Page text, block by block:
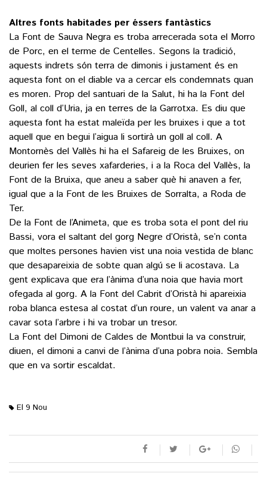
Altres fonts habitades per éssers fantàstics
La Font de Sauva Negra es troba arrecerada sota el Morro
de Porc, en el terme de Centelles. Segons la tradició,
aquests indrets són terra de dimonis i justament és en
aquesta font on el diable va a cercar els condemnats quan
es moren. Prop del santuari de la Salut, hi ha la Font del
Goll, al coll d’Uria, ja en terres de la Garrotxa. Es diu que
aquesta font ha estat maleïda per les bruixes i que a tot
aquell que en begui l’aigua li sortirà un goll al coll. A
Montornès del Vallès hi ha el Safareig de les Bruixes, on
deurien fer les seves xafarderies, i a la Roca del Vallès, la
Font de la Bruixa, que aneu a saber què hi anaven a fer,
igual que a la Font de les Bruixes de Sorralta, a Roda de
Ter.
De la Font de l’Animeta, que es troba sota el pont del riu
Bassi, vora el saltant del gorg Negre d’Oristà, se’n conta
que moltes persones havien vist una noia vestida de blanc
que desapareixia de sobte quan algú se li acostava. La
gent explicava que era l’ànima d’una noia que havia mort
ofegada al gorg. A la Font del Cabrit d’Oristà hi apareixia
roba blanca estesa al costat d’un roure, un valent va anar a
cavar sota l’arbre i hi va trobar un tresor.
La Font del Dimoni de Caldes de Montbui la va construir,
diuen, el dimoni a canvi de l’ànima d’una pobra noia. Sembla
que en va sortir escaldat.
El 9 Nou
M'agrada